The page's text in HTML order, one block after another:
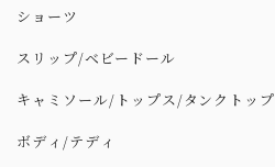
ショーツ
スリップ/ベビードール
キャミソール/トップス/タンクトップ
ボディ/テディ